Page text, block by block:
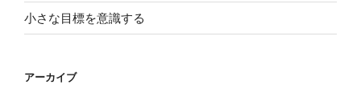
小さな目標を意識する
アーカイブ